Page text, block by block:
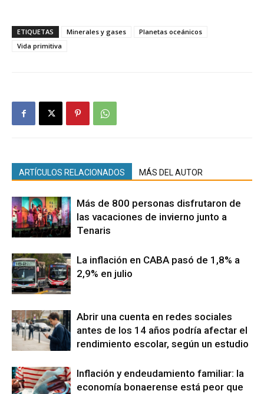
ETIQUETAS Minerales y gases
Planetas oceánicos
Vida primitiva
ARTÍCULOS RELACIONADOS MÁS DEL AUTOR
Más de 800 personas disfrutaron de
las vacaciones de invierno junto a
Tenaris
La inflación en CABA pasó de 1,8% a
2,9% en julio
Abrir una cuenta en redes sociales
antes de los 14 años podría afectar el
rendimiento escolar, según un estudio
Inflación y endeudamiento familiar: la
economía bonaerense está peor que